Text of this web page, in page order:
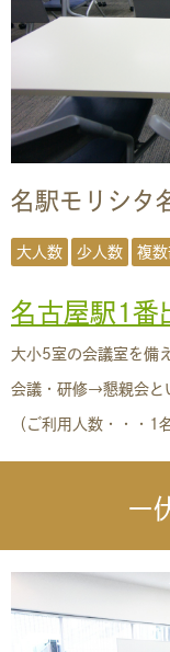
名駅モリシタ
大人数 少人数 複数
名古屋駅1番
大小5室の会議室を備え
会議・研修→懇親会と
（ご利用人数・・・1
ー